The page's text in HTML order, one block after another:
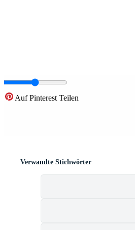
Auf Pinterest Teilen
Verwandte Stichwörter